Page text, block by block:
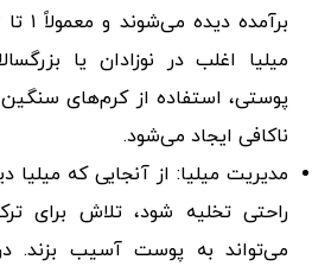
میلیا اغلب در نوزادان یا
پوستی، استفاده از کرم‌های سنگین
ناکافی ایجاد می‌شود.
مدیریت میلیا: از آنجایی که میلیا
راحتی تخلیه شود، تلاش برای
می‌تواند به پوست آسیب بزند.